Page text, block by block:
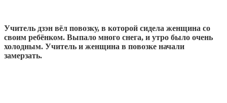
Учитель дзэн вёл повозку, в которой сидела женщина со
своим ребёнком. Выпало много снега, и утро было очень
холодным. Учитель и женщина в повозке начали
замерзать.